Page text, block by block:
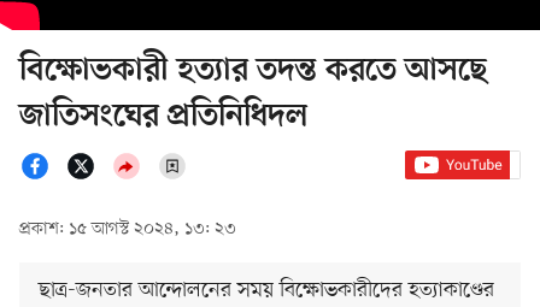
বিক্ষোভকারী হত্যার তদন্ত করতে আসছে
জাতিসংঘের প্রতিনিধিদল
প্রকাশ: ১৫ আগস্ট ২০২৪, ১৩: ২৩
ছাত্র-জনতার আন্দোলনের সময় বিক্ষোভকারীদের হত্যাকাণ্ডের